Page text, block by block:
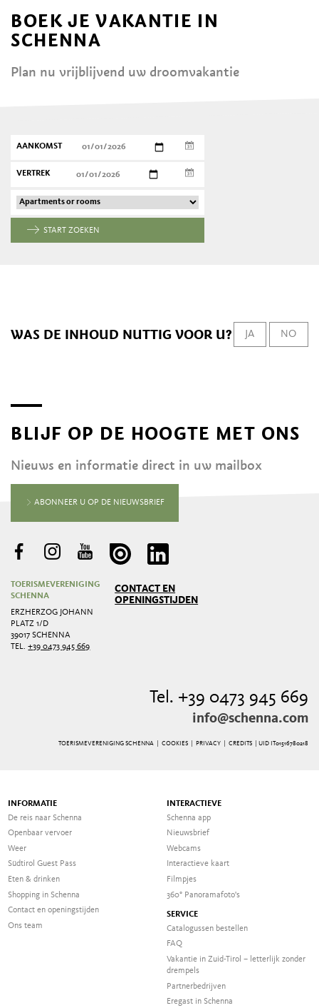
BOEK JE VAKANTIE IN
SCHENNA
Plan nu vrijblijvend uw droomvakantie
AANKOMST
VERTREK
START ZOEKEN
WAS DE INHOUD NUTTIG VOOR U? JA NO
BLIJF OP DE HOOGTE MET ONS
Nieuws en informatie direct in uw mailbox
ABONNEER U OP DE NIEUWSBRIEF
TOERISMEVERENIGING
SCHENNA
ERZHERZOG JOHANN
PLATZ 1/D
39017 SCHENNA
TEL.+39 0473 945 669
CONTACT EN
OPENINGSTIJDEN
Tel. +39 0473 945 669
info@schenna.com
TOERISMEVERENIGING SCHENNA | COOKIES| PRIVACY| CREDITS | UID IT01516780218
INFORMATIE
De reis naar Schenna
Openbaar vervoer
Weer
Südtirol Guest Pass
Eten & drinken
Shopping in Schenna
Contact en openingstijden
Ons team
INTERACTIEVE
Schenna app
Nieuwsbrief
Webcams
Interactieve kaart
Filmpjes
360° Panoramafoto's
SERVICE
Catalogussen bestellen
FAQ
Vakantie in Zuid-Tirol – letterlijk zonder
drempels
Partnerbedrijven
Eregast in Schenna